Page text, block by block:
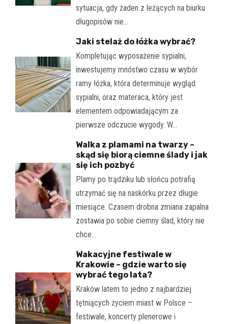
sytuacja, gdy żaden z leżących na biurku
długopisów nie…
Jaki stelaż do łóżka wybrać?
Kompletując wyposażenie sypialni,
inwestujemy mnóstwo czasu w wybór
ramy łóżka, która determinuje wygląd
sypialni, oraz materaca, który jest
elementem odpowiadającym za
pierwsze odczucie wygody. W…
Walka z plamami na twarzy –
skąd się biorą ciemne ślady i jak
się ich pozbyć
Plamy po trądziku lub słońcu potrafią
utrzymać się na naskórku przez długie
miesiące. Czasem drobna zmiana zapalna
zostawia po sobie ciemny ślad, który nie
chce…
Wakacyjne festiwale w
Krakowie – gdzie warto się
wybrać tego lata?
Kraków latem to jedno z najbardziej
tętniących życiem miast w Polsce –
festiwale, koncerty plenerowe i